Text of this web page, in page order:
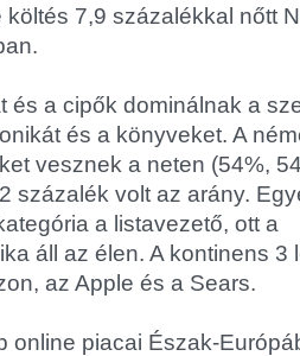
7,9 százalékkal nőtt
és a cipők dominálnak a
és a könyveket. A
vesznek a neten (54%,
százalék volt az arány.
a listavezető, ott a
áll az élen. A kontinens 3
az Apple és a Sears.
online piacai Észak-